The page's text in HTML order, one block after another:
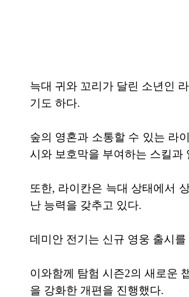
늑대 귀와 꼬리가 달린 소년인
기도 하다.
숲의 영혼과 소통할 수 있는 라
시와 보호막을 부여하는 스킬과
또한, 라이칸은 늑대 상태에서
난 능력을 갖추고 있다.
데미안 전기는 신규 영웅 출시
이와함께 탐험 시즌2의 새로운
을 강화한 개편을 진행했다.